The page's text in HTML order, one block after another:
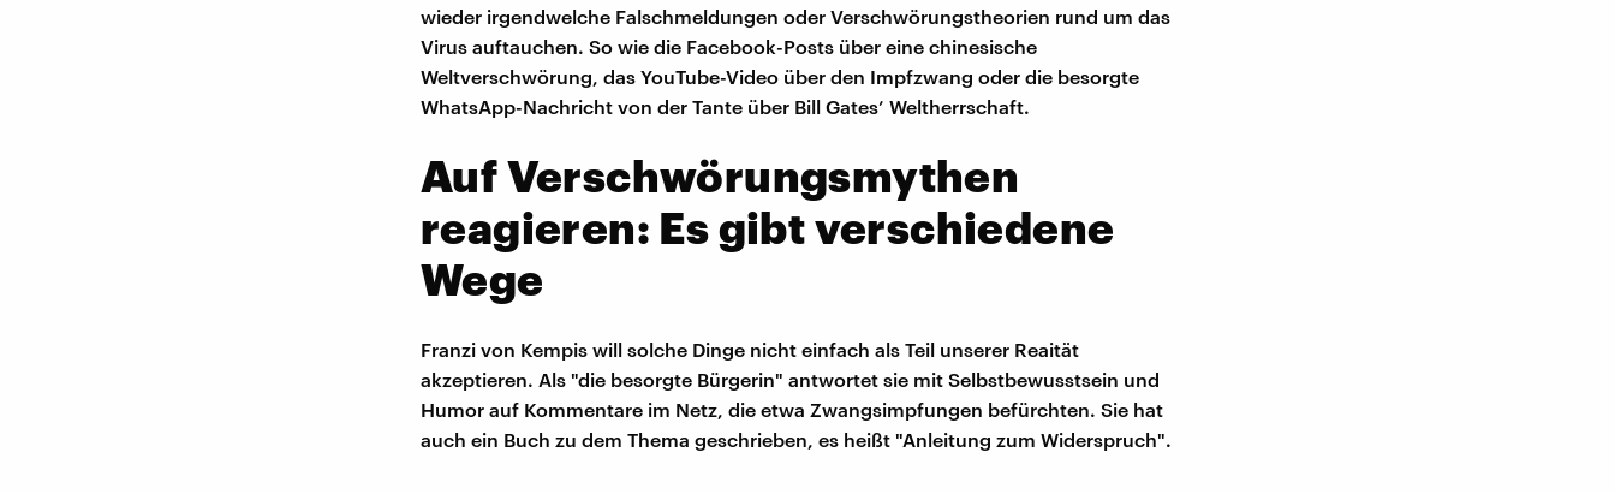
wieder irgendwelche Falschmeldungen oder Verschwörungstheorien rund um das
Virus auftauchen. So wie die Facebook-Posts über eine chinesische
Weltverschwörung, das YouTube-Video über den Impfzwang oder die besorgte
WhatsApp-Nachricht von der Tante über Bill Gates’ Weltherrschaft.
Auf Verschwörungsmythen
reagieren: Es gibt verschiedene
Wege
Franzi von Kempis will solche Dinge nicht einfach als Teil unserer Reaität
akzeptieren. Als "die besorgte Bürgerin" antwortet sie mit Selbstbewusstsein und
Humor auf Kommentare im Netz, die etwa Zwangsimpfungen befürchten. Sie hat
auch ein Buch zu dem Thema geschrieben, es heißt "Anleitung zum Widerspruch".